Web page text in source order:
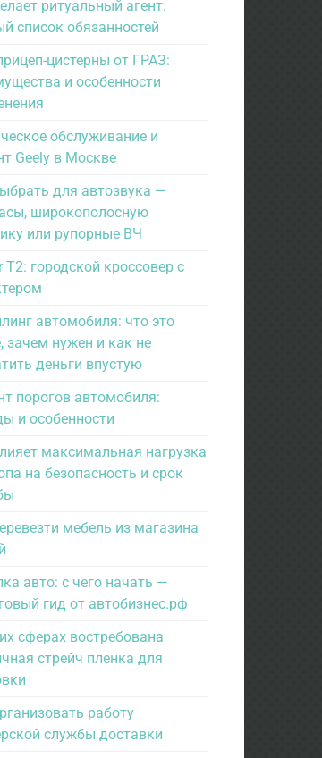
ритуальный агент:
список обязанностей
цистерны от ГРАЗ:
и особенности
обслуживание и
Geely в Москве
для автозвука —
широкополосную
или рупорные ВЧ
T2: городской кроссовер с
автомобиля: что это
зачем нужен и как не
деньги впустую
порогов автомобиля:
и особенности
максимальная нагрузка
на безопасность и срок
мебель из магазина
авто: с чего начать —
гид от автобизнес.рф
сферах востребована
стрейч пленка для
работу
службы доставки